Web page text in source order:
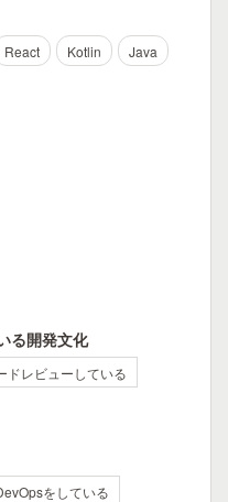
React Kotlin
Java
る開発文化
ドレビューしている
をしている